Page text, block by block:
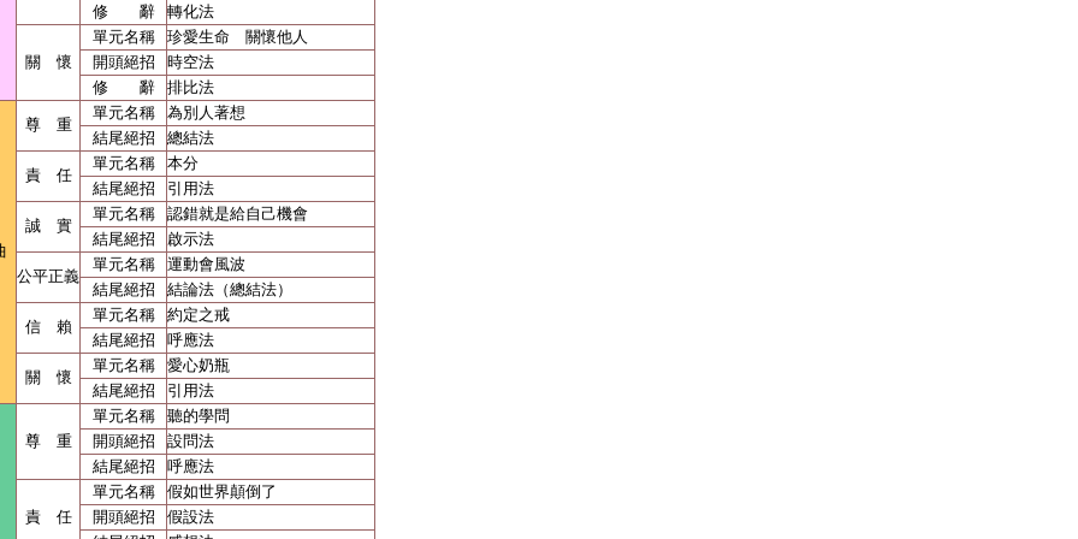
修 辭 轉化法
關 懷
單元名稱
珍愛生命 關懷他人
開頭絕招
時空法
修 辭
排比法
尊 重
單元名稱
為別人著想
結尾絕招
總結法
責 任
單元名稱
本分
結尾絕招
引用法
誠 實
單元名稱
認錯就是給自己機會
結尾絕招
啟示法
公平正義
單元名稱
運動會風波
結尾絕招
結論法（總結法）
信 賴
單元名稱
約定之戒
結尾絕招
呼應法
關 懷
單元名稱
愛心奶瓶
結尾絕招
引用法
尊 重
單元名稱
聽的學問
開頭絕招
設問法
結尾絕招
呼應法
責 任
單元名稱
假如世界顛倒了
開頭絕招
假設法